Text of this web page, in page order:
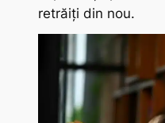
retrăiți din nou.